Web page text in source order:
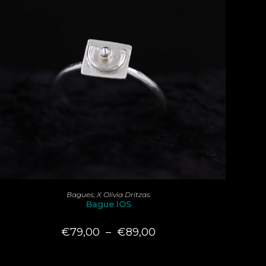
CHOIX DES OPTIONS
Ce
produit
a
plusieurs
options
peuvent
Bagues,X Olivia Dritzas
Bague IOS
€79,00 – €89,00